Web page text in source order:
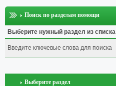
Поиск по разделам помощи
Выберите нужный раздел из списка
Введите ключевые слова для поиска
Выберите раздел